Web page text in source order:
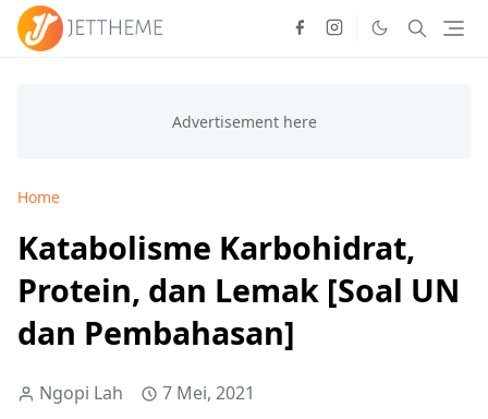
Home
Katabolisme Karbohidrat,
Protein, dan Lemak [Soal UN
dan Pembahasan]
Ngopi Lah 7 Mei, 2021